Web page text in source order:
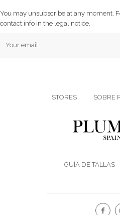
You may unsubscribe at any moment.
contact info in the legal notice.
STORES SOBRE
GUÍA DE TALLAS